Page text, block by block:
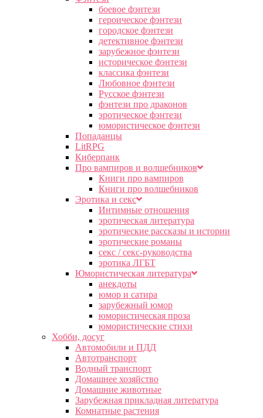
боевое фэнтези
героическое фэнтези
городское фэнтези
детективное фэнтези
зарубежное фэнтези
историческое фэнтези
классика фэнтези
Любовное фэнтези
Русское фэнтези
фэнтези про драконов
эротическое фэнтези
юмористическое фэнтези
Попаданцы
LitRPG
Киберпанк
Про вампиров и волшебников
Книги про вампиров
Книги про волшебников
Эротика и секс
Интимные отношения
эротическая литература
эротические рассказы и истории
эротические романы
секс / секс-руководства
эротика ЛГБТ
Юмористическая литература
анекдоты
юмор и сатира
зарубежный юмор
юмористическая проза
юмористические стихи
Хобби, досуг
Автомобили и ПДД
Автотранспорт
Водный транспорт
Домашнее хозяйство
Домашние животные
Зарубежная прикладная литература
Комнатные растения